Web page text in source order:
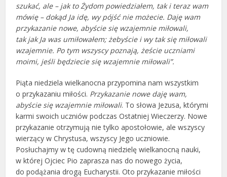
szukać, ale – jak to Żydom powiedziałem, tak i teraz wam
mówię – dokąd Ja idę, wy pójść nie możecie. Daję wam
przykazanie nowe, abyście się wzajemnie miłowali,
tak jak Ja was umiłowałem; żebyście i wy tak się miłowali
wzajemnie. Po tym wszyscy poznają, żeście uczniami
moimi, jeśli będziecie się wzajemnie miłowali”.
Piąta niedziela wielkanocna przypomina nam wszystkim
o przykazaniu miłości. Przykazanie nowe daję wam,
abyście się wzajemnie miłowali. To słowa Jezusa, którymi
karmi swoich uczniów podczas Ostatniej Wieczerzy. Nowe
przykazanie otrzymują nie tylko apostołowie, ale wszyscy
wierzący w Chrystusa, wszyscy Jego uczniowie.
Posłuchajmy w tę cudowną niedzielę wielkanocną nauki,
w której Ojciec Pio zaprasza nas do nowego życia,
do podążania drogą Eucharystii. Oto przykazanie miłości